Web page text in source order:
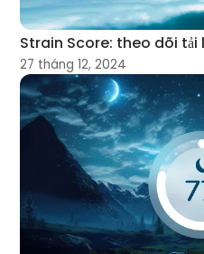
Strain Score: theo dõi tải
27 tháng 12, 2024